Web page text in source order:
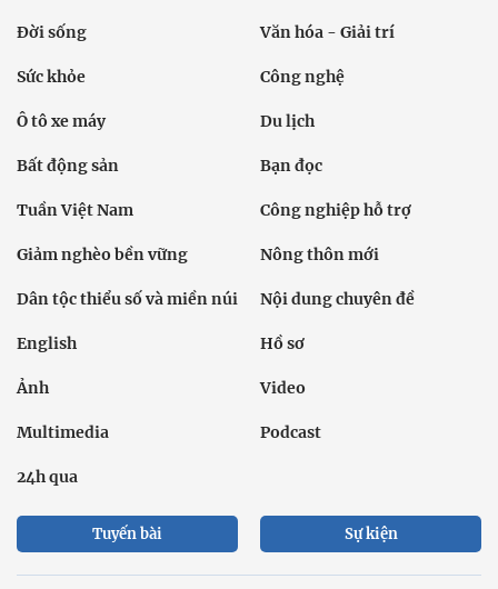
Đời sống Văn hóa - Giải trí
Sức khỏe Công nghệ
Ô tô xe máy Du lịch
Bất động sản Bạn đọc
Tuần Việt Nam Công nghiệp hỗ trợ
Giảm nghèo bền vững Nông thôn mới
Dân tộc thiểu số và miền núi Nội dung chuyên đề
English Hồ sơ
Ảnh Video
Multimedia Podcast
24h qua
Tuyến bài Sự kiện